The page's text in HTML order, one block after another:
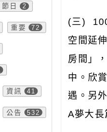
節日 2
重要 72
資訊 41
公告 532
(三)
空間延
房間」
中。欣
遇。另
A夢大長